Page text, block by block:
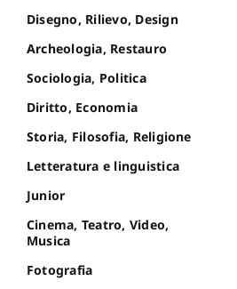
Disegno, Rilievo, Design
Archeologia, Restauro
Sociologia, Politica
Diritto, Economia
Storia, Filosofia, Religione
Letteratura e linguistica
Junior
Cinema, Teatro, Video,
Musica
Fotografia